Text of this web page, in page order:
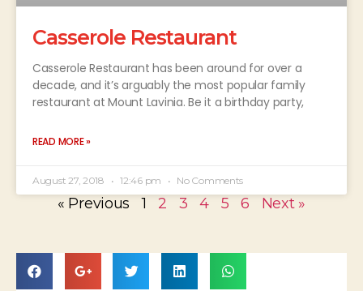
Casserole Restaurant
Casserole Restaurant has been around for over a
decade, and it’s arguably the most popular family
restaurant at Mount Lavinia. Be it a birthday party,
READ MORE »
August 27, 2018 12:46 pm No Comments
« Previous 1 2 3 4 5 6 Next »